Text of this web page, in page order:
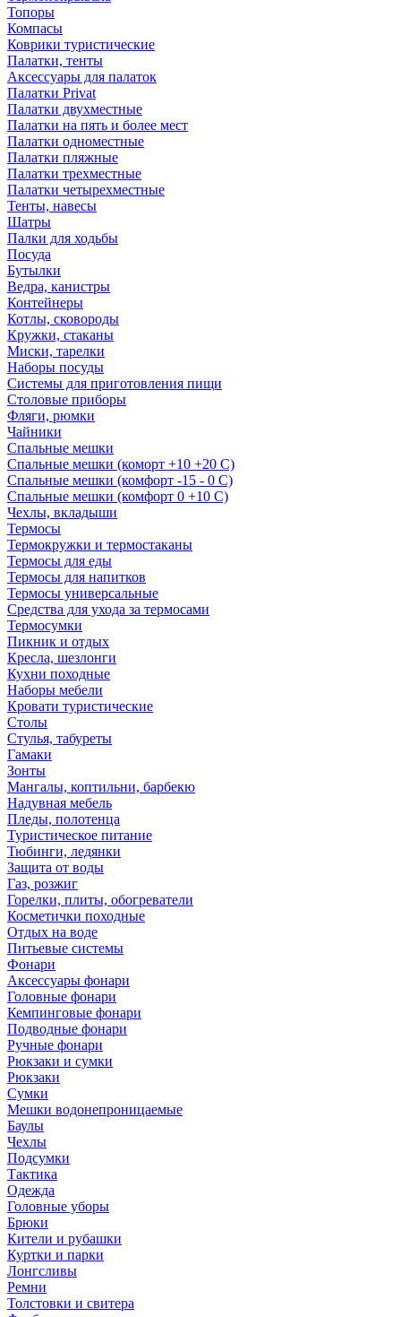
Топоры
Компасы
Коврики туристические
Палатки, тенты
Аксессуары для палаток
Палатки Privat
Палатки двухместные
Палатки на пять и более мест
Палатки одноместные
Палатки пляжные
Палатки трехместные
Палатки четырехместные
Тенты, навесы
Шатры
Палки для ходьбы
Посуда
Бутылки
Ведра, канистры
Контейнеры
Котлы, сковороды
Кружки, стаканы
Миски, тарелки
Наборы посуды
Системы для приготовления пищи
Столовые приборы
Фляги, рюмки
Чайники
Спальные мешки
Спальные мешки (коморт +10 +20 С)
Спальные мешки (комфорт -15 - 0 С)
Спальные мешки (комфорт 0 +10 С)
Чехлы, вкладыши
Термосы
Термокружки и термостаканы
Термосы для еды
Термосы для напитков
Термосы универсальные
Средства для ухода за термосами
Термосумки
Пикник и отдых
Кресла, шезлонги
Кухни походные
Наборы мебели
Кровати туристические
Столы
Стулья, табуреты
Гамаки
Зонты
Мангалы, коптильни, барбекю
Надувная мебель
Пледы, полотенца
Туристическое питание
Тюбинги, ледянки
Защита от воды
Газ, розжиг
Горелки, плиты, обогреватели
Косметички походные
Отдых на воде
Питьевые системы
Фонари
Аксессуары фонари
Головные фонари
Кемпинговые фонари
Подводные фонари
Ручные фонари
Рюкзаки и сумки
Рюкзаки
Сумки
Мешки водонепроницаемые
Баулы
Чехлы
Подсумки
Тактика
Одежда
Головные уборы
Брюки
Кители и рубашки
Куртки и парки
Лонгсливы
Ремни
Толстовки и свитера